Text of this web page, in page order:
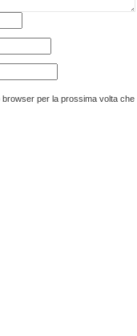
per la prossima volta